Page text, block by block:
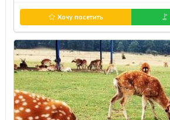
Хочу посетить